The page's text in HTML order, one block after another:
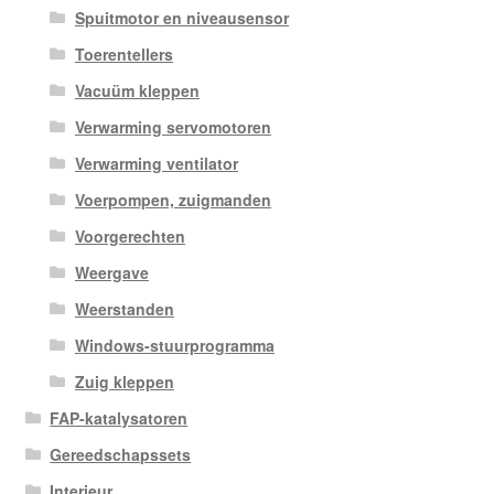
Spuitmotor en niveausensor
Toerentellers
Vacuüm kleppen
Verwarming servomotoren
Verwarming ventilator
Voerpompen, zuigmanden
Voorgerechten
Weergave
Weerstanden
Windows-stuurprogramma
Zuig kleppen
FAP-katalysatoren
Gereedschapssets